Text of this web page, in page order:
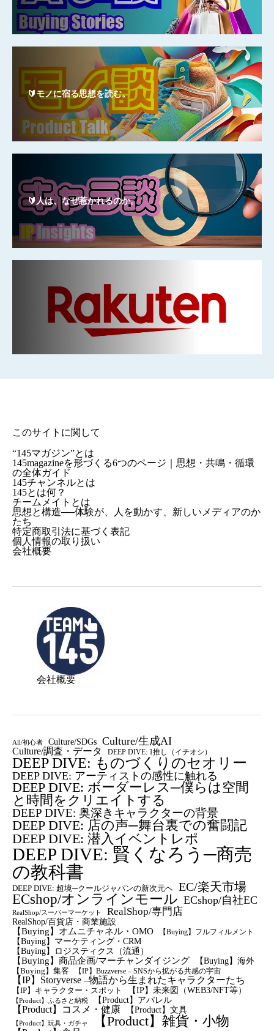
🔰モノに宿る思想を読む。
🔰人は、なぜ惹かれるのか。
このサイトに関して
“145マガジン”とは
145magazineを形づくる6つのページ｜思想・共鳴・循環
の全体ガイド
145チャンネルとは
145とは何？
チームメイトとは
思想と構造──体験が、人を動かす、新しいメディアのか
たち
特定商取引法に基づく表記
個人情報の取り扱い
会社概要
会社概要
All/初心者 Culture/SDGs Culture/生成AI
Culture/調査・データ DEEP DIVE: 1推し（イチオシ）
DEEP DIVE: ものづくりのセオリー
DEEP DIVE: アーティストの感性に触れる
DEEP DIVE: ボーダーレス─僕らは空間
と時間をクリエイトする
DEEP DIVE: 奥深きキャラクターの背景
DEEP DIVE: 店の声─舞台裏での奮闘記
DEEP DIVE: 潜入イベントレポ
DEEP DIVE: 賢くなろう─商売
の教科書
DEEP DIVE: 超境─クールジャパンの新次元へ EC/楽天市場
ECshop/オンラインモール ECshop/自社EC
RealShop/スーパーマーケット RealShop/専門店
RealShop/百貨店・商業施設
【Buying】オムニチャネル・OMO
【Buying】フルフィルメント
【Buying】マーケティング・CRM
【buying】ロジスティクス（流通）
【Buying】商品企画/マーチャンダイジング 【Buying】海外
【Buying】集客 【IP】Buzzverse – SNSから拡がる共感の宇宙
【IP】Storyverse –物語から生まれたキャラクターたち
【IP】キャラクター・スポット 【IP】未来図（WEB3/NFT等）
【Product】ふるさと納税 【Product】アパレル
【Product】コスメ・健康 【Product】文具
【Product】玩具・ガチャ 【Product】雑貨・小物